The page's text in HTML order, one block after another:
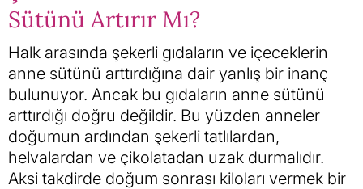
Sütünü Artırır Mı?
Halk arasında şekerli gıdaların ve içeceklerin
anne sütünü arttırdığına dair yanlış bir inanç
bulunuyor. Ancak bu gıdaların anne sütünü
arttırdığı doğru değildir. Bu yüzden anneler
doğumun ardından şekerli tatlılardan,
helvalardan ve çikolatadan uzak durmalıdır.
Aksi takdirde doğum sonrası kiloları vermek bir